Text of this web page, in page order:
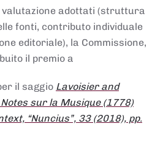
adottati (struttura
fonti, contributo individuale
editoriale), la Commissione,
il premio a
il saggio Lavoisier and
sur la Musique (1778)
“Nuncius”, 33 (2018), pp.